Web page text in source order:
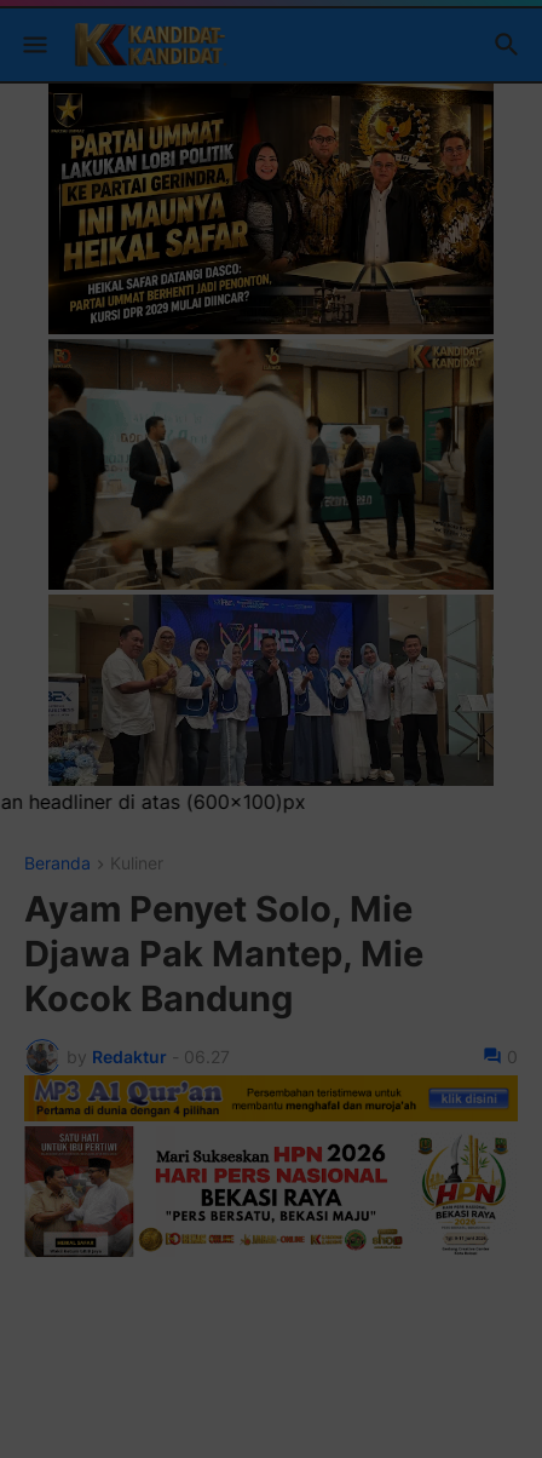
atas (600x100)px
Beranda Kuliner
Ayam Penyet Solo, Mie
Djawa Pak Mantep, Mie
Kocok Bandung
by Redaktur - 06.27 0